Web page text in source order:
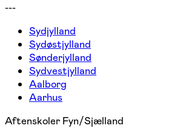
---
Sydjylland
Sydøstjylland
Sønderjylland
Sydvestjylland
Aalborg
Aarhus
Aftenskoler Fyn/Sjælland